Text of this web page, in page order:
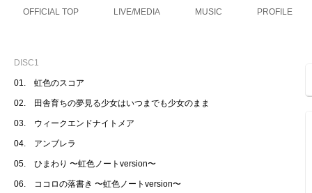
OFFICIAL TOP LIVE/MEDIA MUSIC PROFILE
DISC1
01. 虹色のスコア
02. 田舎育ちの夢見る少女はいつまでも少女のまま
03. ウィークエンドナイトメア
04. アンブレラ
05. ひまわり 〜虹色ノートversion〜
06. ココロの落書き 〜虹色ノートversion〜